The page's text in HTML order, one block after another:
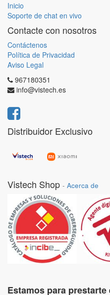
Inicio
Soporte de chat en vivo
Contacte con nosotros
Contáctenos
Política de Privacidad
Aviso Legal
967180351
info@vistech.es
Distribuidor Exclusivo
Vistech Shop - Acerca de
Estamos para